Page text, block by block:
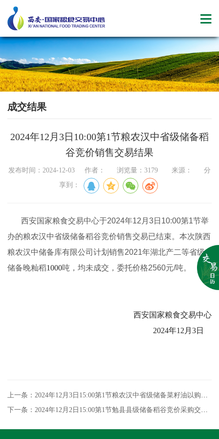
成交结果
2024年12月3日10:00第1节粮农汉中省级储备稻
谷竞价销售交易结果
发布时间：2024-12-03 作者： 浏览量：3179 来源： 分
享到：
西安国家粮食交易中心于2024年12月3日10:00第1节举
办的粮农汉中省级储备稻谷竞价销售交易已结束。本次陕西
粮农汉中储备库有限公司计划销售2021年湖北产二等省级
储备晚籼稻1000吨，均未成交，委托价格2560元/吨。
西安国家粮食交易中心
2024年12月3日
上一条：2024年12月3日15:00第1节粮农汉中省级储备菜籽油以购竞销专场交易结果
下一条：2024年12月2日15:00第1节勉县县级储备稻谷竞价采购交易结果